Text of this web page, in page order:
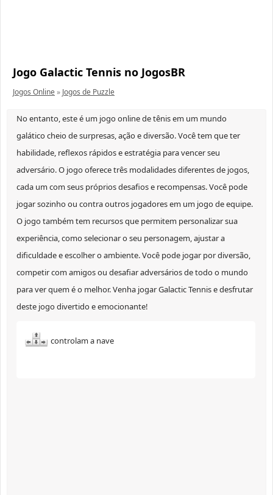
Jogo Galactic Tennis no JogosBR
Jogos Online» Jogos de Puzzle
No entanto, este é um jogo online de tênis em um mundo
galático cheio de surpresas, ação e diversão. Você tem que ter
habilidade, reflexos rápidos e estratégia para vencer seu
adversário. O jogo oferece três modalidades diferentes de jogos,
cada um com seus próprios desafios e recompensas. Você pode
jogar sozinho ou contra outros jogadores em um jogo de equipe.
O jogo também tem recursos que permitem personalizar sua
experiência, como selecionar o seu personagem, ajustar a
dificuldade e escolher o ambiente. Você pode jogar por diversão,
competir com amigos ou desafiar adversários de todo o mundo
para ver quem é o melhor. Venha jogar Galactic Tennis e desfrutar
deste jogo divertido e emocionante!
controlam a nave